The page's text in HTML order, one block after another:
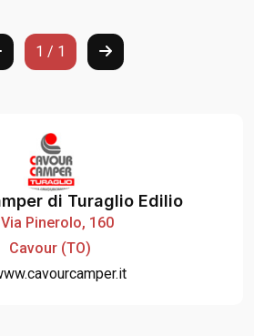
1 / 1
di Turaglio Edilio
Via Pinerolo, 160
Cavour (TO)